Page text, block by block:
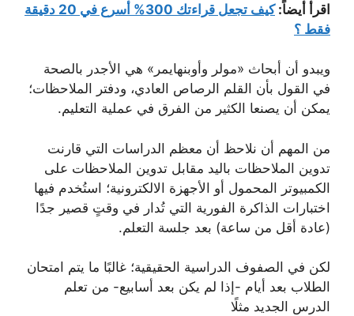
اقرأ أيضاً:
كيف تجعل قراءتك 300% أسرع في 20 دقيقة
فقط ؟
ويبدو أن أبحاث «مولر وأوبنهايمر» هي الأجدر بالصحة
في القول بأن القلم الرصاص العادي، ودفتر الملاحظات؛
يمكن أن يصنعا الكثير من الفرق في عملية التعليم.
من المهم أن نلاحظ أن معظم الدراسات التي قارنت
تدوين الملاحظات باليد مقابل تدوين الملاحظات على
الكمبيوتر المحمول أو الأجهزة الالكترونية؛ استُخدم فيها
اختبارات الذاكرة الفورية التي تُدار في وقتٍ قصير جدًا
(عادة أقل من ساعة) بعد جلسة التعلم.
لكن في الصفوف الدراسية الحقيقية؛ غالبًا ما يتم امتحان
الطلاب بعد أيام -إذا لم يكن بعد أسابيع- من تعلم
الدرس الجديد مثلًا